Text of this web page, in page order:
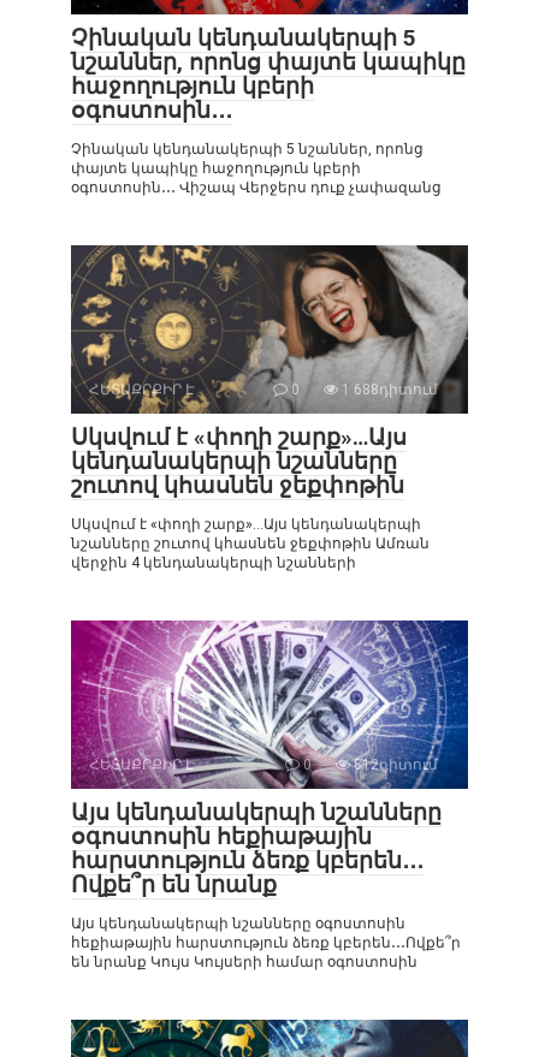
Չինական կենդանակերպի 5
նշաններ, որոնց փայտե կապիկը
հաջողություն կբերի
օգոստոսին․․․
Չինական կենդանակերպի 5 նշաններ, որոնց
փայտե կապիկը հաջողություն կբերի
օգոստոսին․․․ Վիշապ Վերջերս դուք չափազանց
ՀԵՏԱՔՐՔԻՐ Է 0 1 688դիտում
Սկսվում է «փողի շարք»…Այս
կենդանակերպի նշանները
շուտով կհասնեն ջեքփոթին
Սկսվում է «փողի շարք»…Այս կենդանակերպի
նշանները շուտով կհասնեն ջեքփոթին Ամռան
վերջին 4 կենդանակերպի նշանների
ՀԵՏԱՔՐՔԻՐ Է 0 812դիտում
Այս կենդանակերպի նշանները
օգոստոսին հեքիաթային
հարստություն ձեռք կբերեն․․․
Ովքե՞ր են նրանք
Այս կենդանակերպի նշանները օգոստոսին
հեքիաթային հարստություն ձեռք կբերեն․․․Ովքե՞ր
են նրանք Կույս Կույսերի համար օգոստոսին